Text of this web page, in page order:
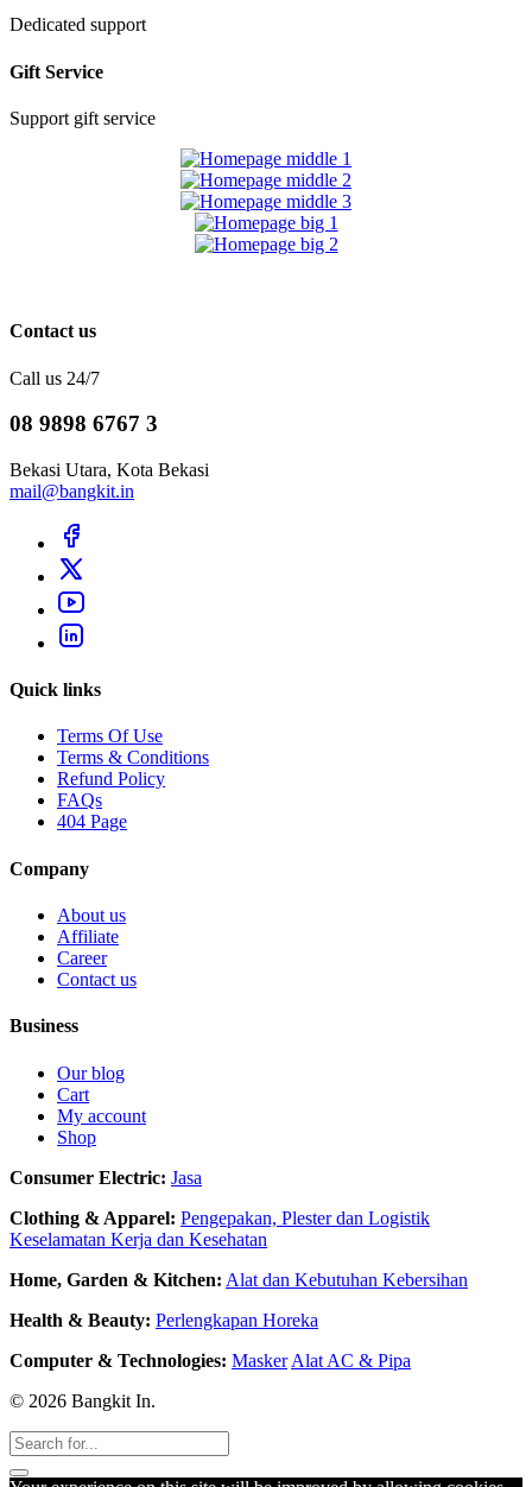
Dedicated support
Gift Service
Support gift service
Contact us
Call us 24/7
08 9898 6767 3
Bekasi Utara, Kota Bekasi
mail@bangkit.in
Quick links
Terms Of Use
Terms & Conditions
Refund Policy
FAQs
404 Page
Company
About us
Affiliate
Career
Contact us
Business
Our blog
Cart
My account
Shop
Consumer Electric: Jasa
Clothing & Apparel: Pengepakan, Plester dan Logistik
Keselamatan Kerja dan Kesehatan
Home, Garden & Kitchen: Alat dan Kebutuhan Kebersihan
Health & Beauty: Perlengkapan Horeka
Computer & Technologies: Masker Alat AC & Pipa
© 2026 Bangkit In.